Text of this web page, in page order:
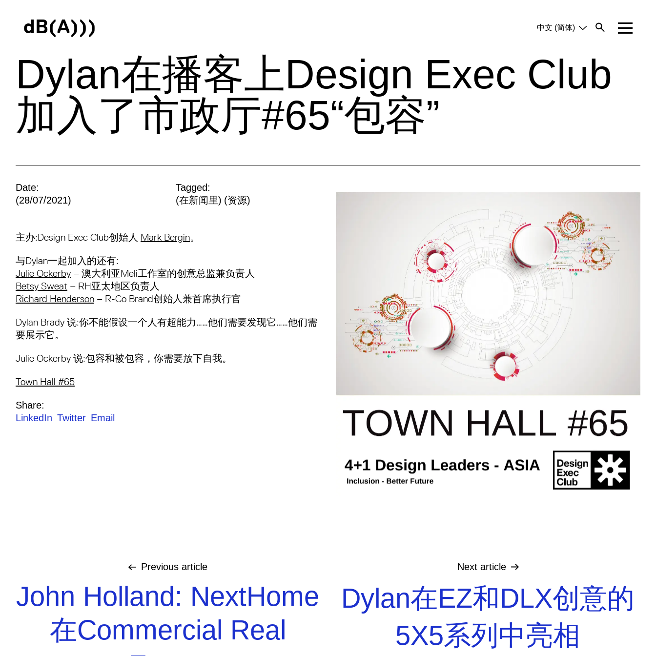
dB(A)))
中文 (简体)
Dylan在播客上Design Exec Club
加入了市政厅#65“包容”
Date:
(28/07/2021)
Tagged:
(在新闻里) (资源)
主办:Design Exec Club创始人 Mark Bergin。
与Dylan一起加入的还有:
Julie Ockerby – 澳大利亚Meli工作室的创意总监兼负责人
Betsy Sweat – RH亚太地区负责人
Richard Henderson – R-Co Brand创始人兼首席执行官
Dylan Brady 说:你不能假设一个人有超能力……他们需要发现它……他们需
要展示它。
Julie Ockerby 说:包容和被包容，你需要放下自我。
Town Hall #65
Share:
LinkedIn Twitter Email
Previous article
John Holland: NextHome
在Commercial Real
Next article
Dylan在EZ和DLX创意的
5X5系列中亮相